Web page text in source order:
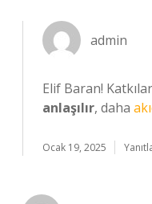
admin
Elif Baran!
anlaşılır, daha
Ocak 19, 2025